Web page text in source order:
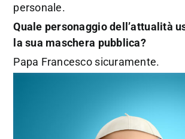
personale.
Quale personaggio dell’attualità
la sua maschera pubblica?
Papa Francesco sicuramente.